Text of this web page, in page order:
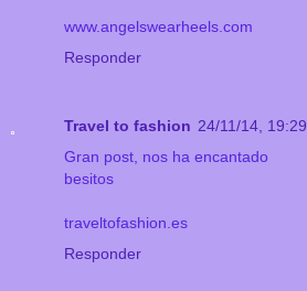
www.angelswearheels.com
Responder
Travel to fashion 24/11/14, 19:29
Gran post, nos ha encantado
besitos
traveltofashion.es
Responder